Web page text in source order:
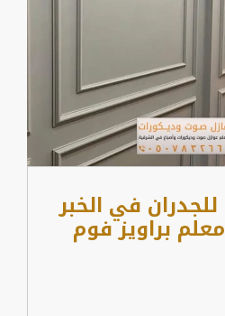
في الخبر
معلم براويز فوم